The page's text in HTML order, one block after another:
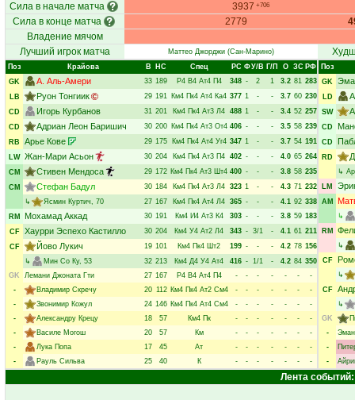
Сила в начале матча 3937 +706
Сила в конце матча 2779
Владение мячом
Лучший игрок матча
Маттео Джорджи (Сан-Марино)
Поз Крайова В НC Спец РC ФУ/В Г/П О ЗС РФ
GK
А. Аль-Амери 33 189 Р4 В4 Ат4 П4 348 - 2 1 3.2 81 283
LB
Руон Тонгиик 29 191 Км4 Пк4 Ат4 Ка4 377 1 - - 3.7 60 230
CD
Игорь Курбанов 31 201 Км4 Пк4 Ат3 Л4 488 1 - - 3.4 52 257
CD
Адриан Леон Баришич 30 200 Км4 Пк4 Ат3 От4 406 - - - 3.5 58 239
RB
Арье Кове 29 175 Км4 Пк4 Ат4 Уг4 347 1 - - 3.7 54 191
LW Жан-Мари Асьон 30 204 Км4 Пк4 Ат3 П4 402 - - - 4.0 65 264
CM
Стивен Мендоса 29 172 Км4 Пк4 Ат3 Шт4 400 - - - 3.8 58 235
CM
Стефан Бадул 30 184 Км4 Пк4 Ат3 Л4 323 1 - - 4.3 71 232
↳
Ясмин Куртич, 70 27 167 Км4 Пк4 Ат4 Л4 365 - - - 4.1 92 338
RM
Мохамад Аккад 30 191 Км4 И4 Ат3 К4 303 - - - 3.8 59 183
CF
Хаурри Эспехо Кастилло 30 204 Км4 У4 Ат2 Л4 343 - 3/1 - 4.1 61 211
CF
Йово Лукич 19 101 Км4 Пк4 Шт2 199 - - - 4.2 78 156
↳
Мин Со Ку, 53 32 213 Км4 Д4 У4 Ат4 416 - 1/1 - 4.2 84 350
GK
Лемани Джоната Гти 27 167 Р4 В4 Ат4 П4 - - - - - -
-
-
Владимир Скречу 20 112 Км4 Пк4 Ат2 См4 - - - - - -
-
-
Звонимир Кожул 24 146 Км4 Пк4 Ат4 См4 - - - - - -
-
-
Александру Крецу 18 57 Км4 Пк - - - - - -
-
-
Василе Могош 20 57 Км - - - - - -
-
-
Лука Попа 17 45 Ат - - - - - -
-
-
Рауль Сильва 25 40 К - - - - - - -
Поз
GK
LD
SW
CD
CD
RD
↳
LM
AM
↳
RM
↳
CF
↳
CF
↳
GK
-
-
-
Лента событий: